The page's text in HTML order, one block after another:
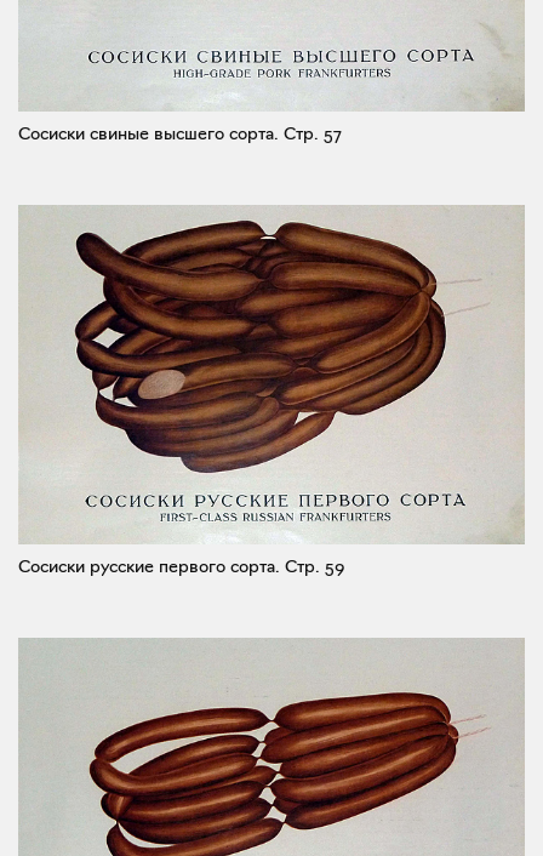
Сосиски свиные высшего сорта. Стр. 57
Сосиски русские первого сорта. Стр. 59